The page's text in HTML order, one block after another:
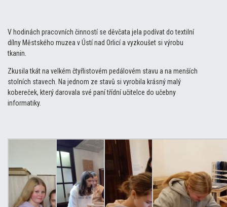
V hodinách pracovních činností se děvčata jela podívat do textilní
dílny Městského muzea v Ústí nad Orlicí a vyzkoušet si výrobu
tkanin.
Zkusila tkát na velkém čtyřlistovém pedálovém stavu a na menších
stolních stavech. Na jednom ze stavů si vyrobila krásný malý
kobereček, který darovala své paní třídní učitelce do učebny
informatiky.